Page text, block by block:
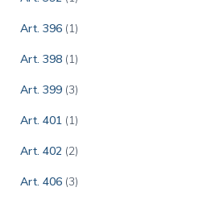
Art. 396 (1)
Art. 398 (1)
Art. 399 (3)
Art. 401 (1)
Art. 402 (2)
Art. 406 (3)